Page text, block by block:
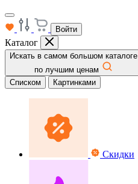
Войти
Каталог
Искать в самом большом каталоге
по лучшим ценам
Списком
Картинками
Скидки